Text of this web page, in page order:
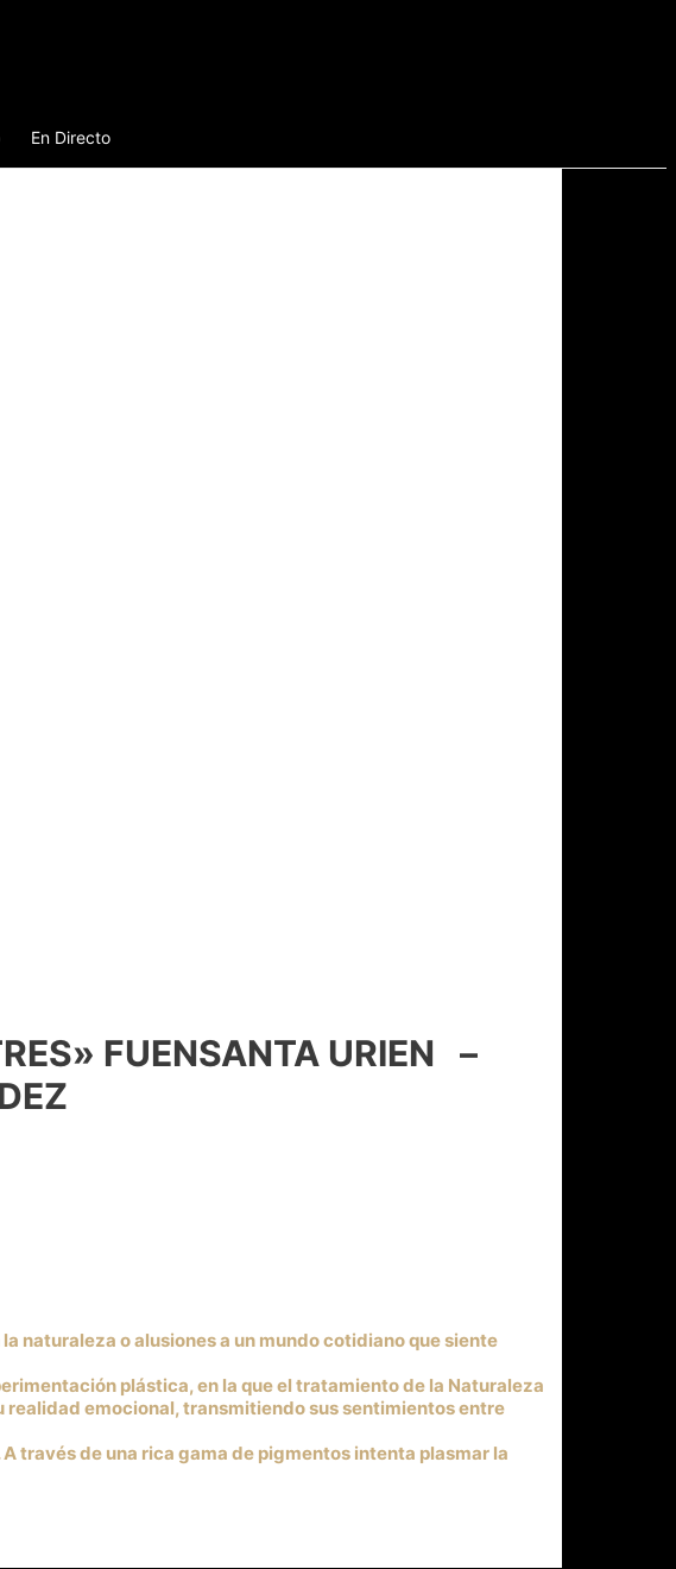
En Directo
FUENSANTA URIEN –
naturaleza o alusiones a un mundo cotidiano que siente
plástica, en la que el tratamiento de la Naturaleza
realidad emocional, transmitiendo sus sentimientos entre
través de una rica gama de pigmentos intenta plasmar la